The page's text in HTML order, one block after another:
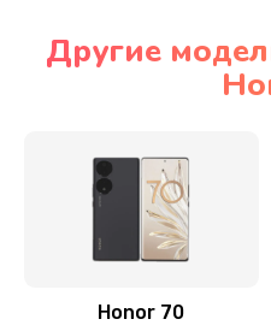
Замена
Замена
Другие
Honor 70